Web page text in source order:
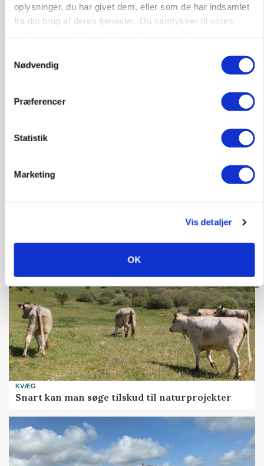
oplysninger, du har givet dem, eller som de har indsamlet
fra din brug af deres tjenester. Du samtykker til vores
Nødvendig
Præferencer
Statistik
Marketing
Vis detaljer
OK
gødskningslov
Folketinget behandler ny gødskningslov: Sådan
kan den ændre din bedrift fra 2027
Annonce
Loading...
KVÆG
Snart kan man søge tilskud til naturprojekter